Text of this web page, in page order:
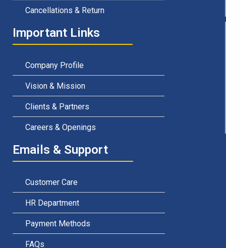
Cancellations & Return
Important Links
Company Profile
Vision & Mission
Clients & Partners
Careers & Openings
Emails & Support
Customer Care
HR Department
Payment Methods
FAQs